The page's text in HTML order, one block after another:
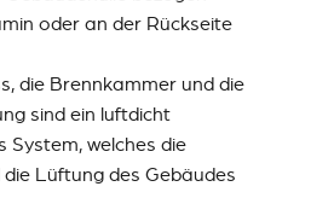
oder an der Rückseite
die Brennkammer und die
sind ein luftdicht
System, welches die
die Lüftung des Gebäudes